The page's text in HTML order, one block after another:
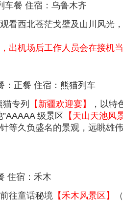
车餐 住宿：乌鲁木齐
看西北苍茫戈壁及山川风光
出机场后工作人员会在接机
：正餐 住宿：熊猫列车
专列
【新疆欢迎宴】
，以特
级景区
【天山天池风
等久负盛名的景观，远眺雄
住宿：禾木
往童话秘境 【禾木风景区】